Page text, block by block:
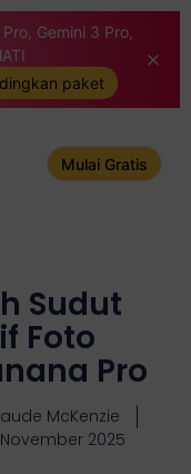
Gemini 3 Pro,
paket
Mulai Gratis
Sudut
Foto
Pro
McKenzie
2025